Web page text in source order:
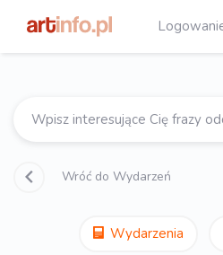
Wróć do Wydarzeń
Wydarzenia